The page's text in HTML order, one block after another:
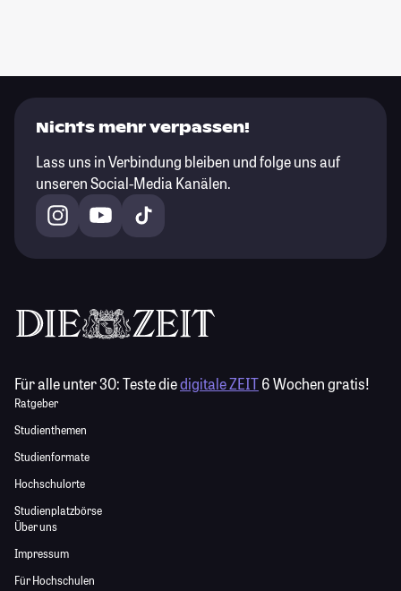
Nichts mehr verpassen!
Lass uns in Verbindung bleiben und folge uns auf
unseren Social-Media Kanälen.
Für alle unter 30:Teste diedigitale ZEIT6 Wochen gratis!
Ratgeber
Studienthemen
Studienformate
Hochschulorte
Studienplatzbörse
Über uns
Impressum
Für Hochschulen